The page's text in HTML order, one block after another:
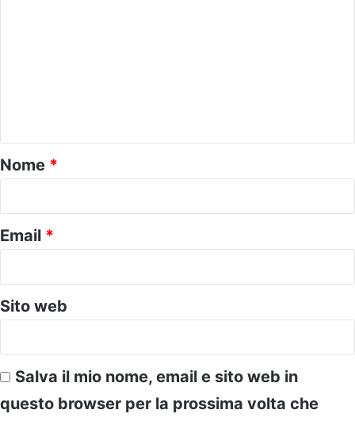
o
*
Nome *
Email *
Sito web
Salva il mio nome, email e sito web in
questo browser per la prossima volta che